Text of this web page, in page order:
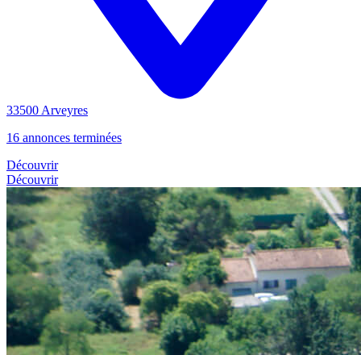
33500 Arveyres
16 annonces terminées
Découvrir
Découvrir